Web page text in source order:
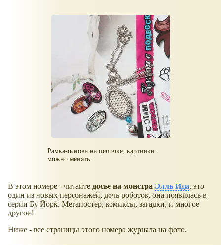
Рамка-основа на цепочке, картинки
можно менять.
В этом номере - читайте досье на монстра Элль Иди, это
один из новых персонажей, дочь роботов, она появилась в
серии Бу Йорк. Мегапостер, комиксы, загадки, и многое
другое!
Ниже - все страницы этого номера журнала на фото.